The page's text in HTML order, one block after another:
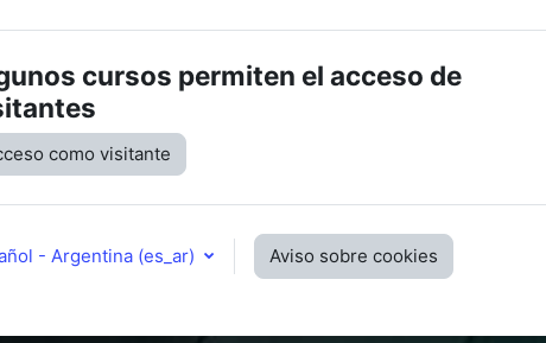
cursos permiten el acceso de
como visitante
- Argentina ‎(es_ar)‎ Aviso sobre cookies